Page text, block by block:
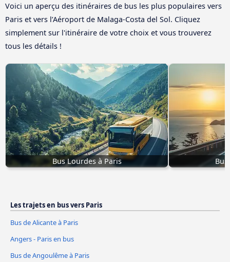
Voici un aperçu des itinéraires de bus les plus populaires vers
Paris et vers l’Aéroport de Malaga-Costa del Sol. Cliquez
simplement sur l'itinéraire de votre choix et vous trouverez
tous les détails !
Bus Lourdes à Paris
Les trajets en bus vers Paris
Bus de Alicante à Paris
Angers - Paris en bus
Bus de Angoulême à Paris